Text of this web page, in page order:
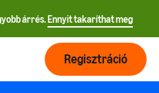
árrés.Ennyit takaríthat meg
Regisztráció